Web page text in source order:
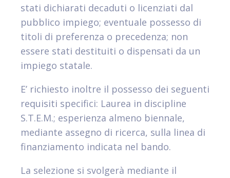
stati dichiarati decaduti o licenziati dal
pubblico impiego; eventuale possesso di
titoli di preferenza o precedenza; non
essere stati destituiti o dispensati da un
impiego statale.
E’ richiesto inoltre il possesso dei seguenti
requisiti specifici: Laurea in discipline
S.T.E.M.; esperienza almeno biennale,
mediante assegno di ricerca, sulla linea di
finanziamento indicata nel bando.
La selezione si svolgerà mediante il